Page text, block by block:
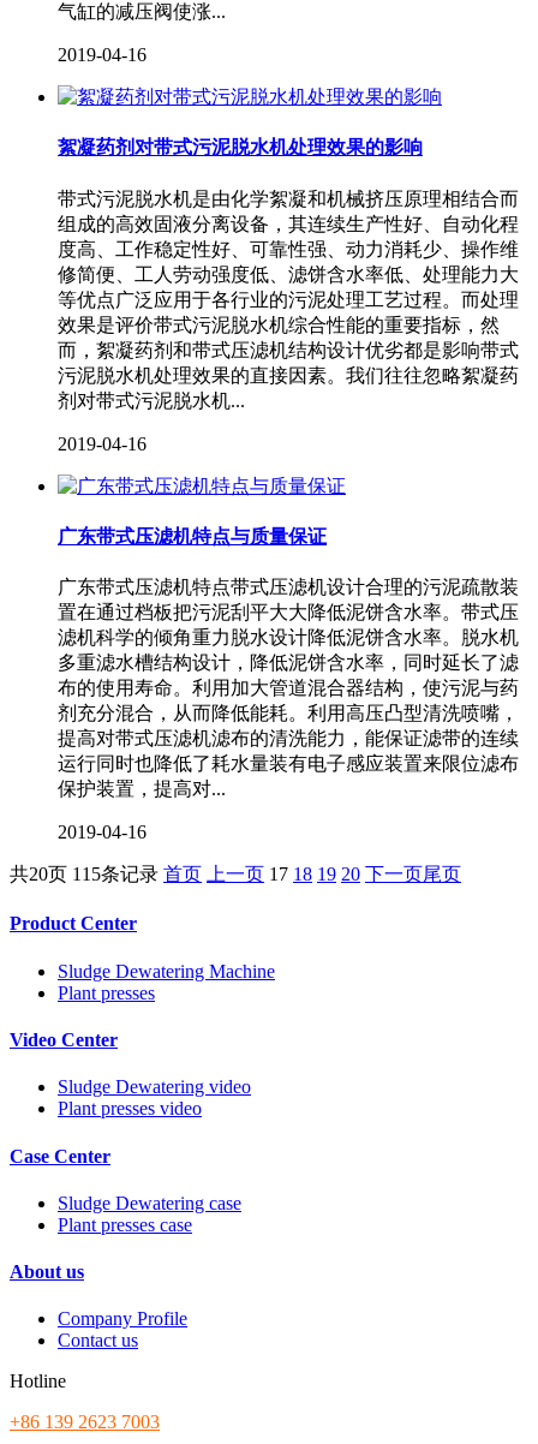
气缸的减压阀使涨...
2019-04-16
絮凝药剂对带式污泥脱水机处理效果的影响
带式污泥脱水机是由化学絮凝和机械挤压原理相结合而
组成的高效固液分离设备，其连续生产性好、自动化程
度高、工作稳定性好、可靠性强、动力消耗少、操作维
修简便、工人劳动强度低、滤饼含水率低、处理能力大
等优点广泛应用于各行业的污泥处理工艺过程。而处理
效果是评价带式污泥脱水机综合性能的重要指标，然
而，絮凝药剂和带式压滤机结构设计优劣都是影响带式
污泥脱水机处理效果的直接因素。我们往往忽略絮凝药
剂对带式污泥脱水机...
2019-04-16
广东带式压滤机特点与质量保证
广东带式压滤机特点带式压滤机设计合理的污泥疏散装
置在通过档板把污泥刮平大大降低泥饼含水率。带式压
滤机科学的倾角重力脱水设计降低泥饼含水率。脱水机
多重滤水槽结构设计，降低泥饼含水率，同时延长了滤
布的使用寿命。利用加大管道混合器结构，使污泥与药
剂充分混合，从而降低能耗。利用高压凸型清洗喷嘴，
提高对带式压滤机滤布的清洗能力，能保证滤带的连续
运行同时也降低了耗水量装有电子感应装置来限位滤布
保护装置，提高对...
2019-04-16
共20页 115条记录 首页 上一页 17 18 19 20 下一页尾页
Product Center
Sludge Dewatering Machine
Plant presses
Video Center
Sludge Dewatering video
Plant presses video
Case Center
Sludge Dewatering case
Plant presses case
About us
Company Profile
Contact us
Hotline
+86 139 2623 7003